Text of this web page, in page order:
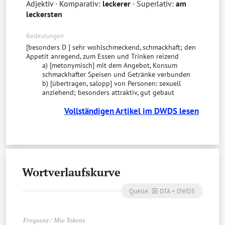
Adjektiv· Komparativ: leckerer · Superlativ: am
leckersten
Bedeutungen
[besonders D ] sehr wohlschmeckend, schmackhaft; den
Appetit anregend, zum Essen und Trinken reizend
a) [metonymisch] mit dem Angebot, Konsum
schmackhafter Speisen und Getränke verbunden
b) [übertragen,salopp] von Personen: sexuell
anziehend; besonders attraktiv, gut gebaut
Vollständigen Artikel im DWDS lesen
Wort­ver­laufs­kur­ve
Quelle: exit_to_app DTA + DWDS